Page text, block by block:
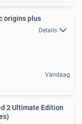
origins plus
Details
Vandaag
2 Ultimate Edition